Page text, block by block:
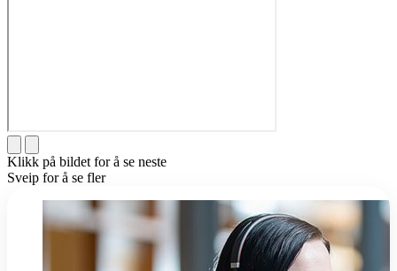
Klikk på bildet for å se neste
Sveip for å se fler